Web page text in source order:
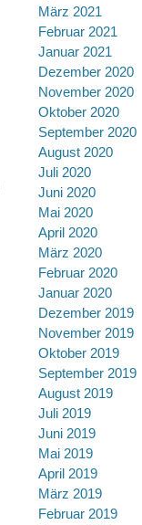
März 2021
Februar 2021
Januar 2021
Dezember 2020
November 2020
Oktober 2020
September 2020
August 2020
Juli 2020
Juni 2020
Mai 2020
April 2020
März 2020
Februar 2020
Januar 2020
Dezember 2019
November 2019
Oktober 2019
September 2019
August 2019
Juli 2019
Juni 2019
Mai 2019
April 2019
März 2019
Februar 2019